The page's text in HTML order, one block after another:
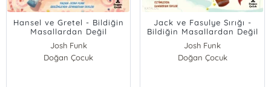
Hansel ve Gretel - Bildiğin
Masallardan Değil
Josh Funk
Doğan Çocuk
Jack ve Fasulye Sırığı -
Bildiğin Masallardan Değil
Josh Funk
Doğan Çocuk